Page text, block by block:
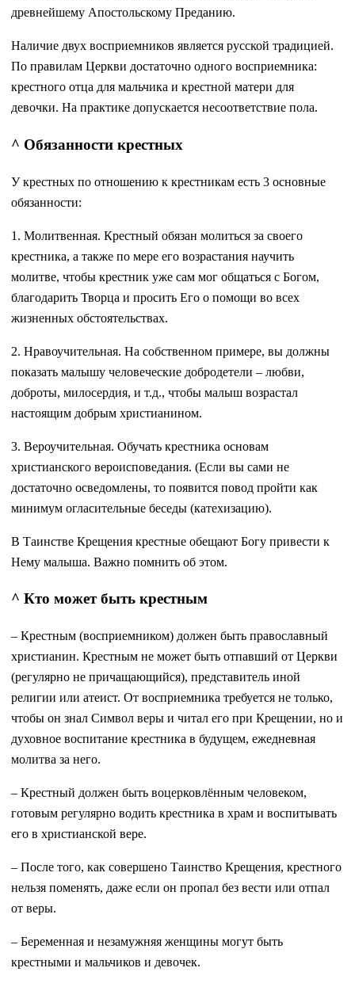
древнейшему Апостольскому Преданию.
Наличие двух восприемников является русской традицией.
По правилам Церкви достаточно одного восприемника:
крестного отца для мальчика и крестной матери для
девочки. На практике допускается несоответствие пола.
^ Обязанности крестных
У крестных по отношению к крестникам есть 3 основные
обязанности:
1. Молитвенная. Крестный обязан молиться за своего
крестника, а также по мере его возрастания научить
молитве, чтобы крестник уже сам мог общаться с Богом,
благодарить Творца и просить Его о помощи во всех
жизненных обстоятельствах.
2. Нравоучительная. На собственном примере, вы должны
показать малышу человеческие добродетели – любви,
доброты, милосердия, и т.д., чтобы малыш возрастал
настоящим добрым христианином.
3. Вероучительная. Обучать крестника основам
христианского вероисповедания. (Если вы сами не
достаточно осведомлены, то появится повод пройти как
минимум огласительные беседы (катехизацию).
В Таинстве Крещения крестные обещают Богу привести к
Нему малыша. Важно помнить об этом.
^ Кто может быть крестным
– Крестным (восприемником) должен быть православный
христианин. Крестным не может быть отпавший от Церкви
(регулярно не причащающийся), представитель иной
религии или атеист. От восприемника требуется не только,
чтобы он знал Символ веры и читал его при Крещении, но и
духовное воспитание крестника в будущем, ежедневная
молитва за него.
– Крестный должен быть воцерковлённым человеком,
готовым регулярно водить крестника в храм и воспитывать
его в христианской вере.
– После того, как совершено Таинство Крещения, крестного
нельзя поменять, даже если он пропал без вести или отпал
от веры.
– Беременная и незамужняя женщины могут быть
крестными и мальчиков и девочек.